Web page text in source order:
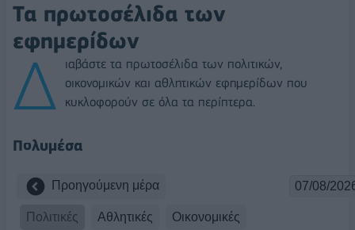
Τα πρωτοσέλιδα των
εφημερίδων
Δ
ιαβάστε τα πρωτοσέλιδα των πολιτικών,
οικονομικών και αθλητικών εφημερίδων που
κυκλοφορούν σε όλα τα περίπτερα.
Πολυμέσα